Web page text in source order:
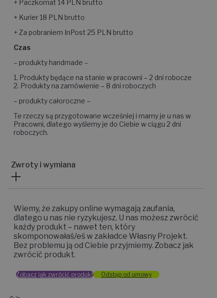
+ Paczkomat 14 PLN brutto
+ Kurier 18 PLN brutto
+ Za pobraniem InPost 25 PLN brutto
Czas
– produkty handmade –
1. Produkty będące na stanie w pracowni – 2 dni robocze
2. Produkty na zamówienie – 8 dni roboczych
– produkty całoroczne –
Te rzeczy są przygotowane wcześniej i mamy je u nas w
Pracowni, dlatego wyślemy je do Ciebie w ciągu 2 dni
roboczych.
Zwroty i wymiana
Wiemy, że zakupy online wymagają zaufania,
dlatego u nas nie ryzykujesz. U nas możesz zwrócić
każdy produkt – nawet ten, który
skomponowałaś/eś w zakładce Własny Projekt.
Bez problemu ją od Ciebie przyjmiemy. Zobacz jak
zwrócić produkt.
Zobacz jak zwrócić produkt Odstąp od umowy